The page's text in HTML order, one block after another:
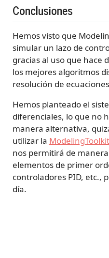
Conclusiones
Hemos visto que
simular un lazo de
gracias al uso que hace
los mejores algoritmos
resolución de
Hemos planteado el
diferenciales, lo que no
manera alternativa,
utilizar la
nos permitirá de
elementos de primer
controladores PID, etc.,
día.